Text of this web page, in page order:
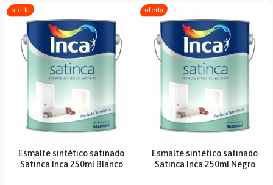
oferta
Esmalte sintético satinado
Satinca Inca 250ml Blanco
oferta
Esmalte sintético satinado
Satinca Inca 250ml Negro